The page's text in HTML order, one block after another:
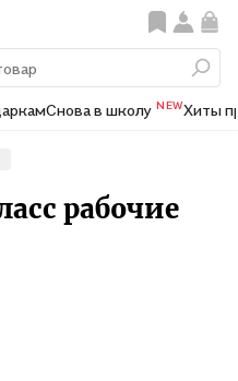
Снова в школу NEWХиты
рабочие